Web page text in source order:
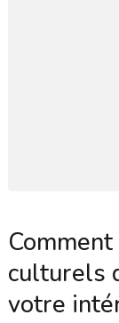
culturels
votre